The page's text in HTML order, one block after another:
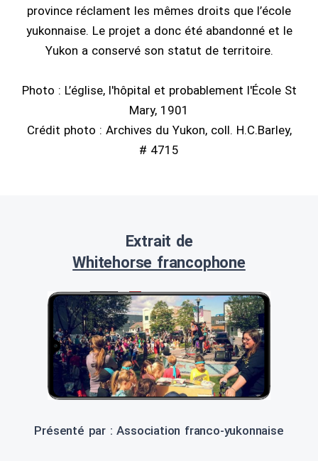
province réclament les mêmes droits que l’école
yukonnaise. Le projet a donc été abandonné et le
Yukon a conservé son statut de territoire.
Photo : L’église, l'hôpital et probablement l'École St
Mary, 1901
Crédit photo : Archives du Yukon, coll. H.C.Barley,
# 4715
Extrait de
Whitehorse francophone
Présenté par : Association franco-yukonnaise